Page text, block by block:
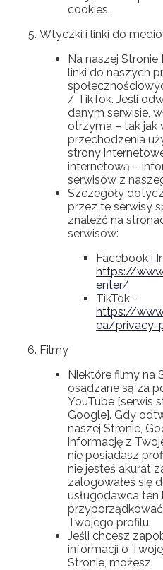
cookies.
Wtyczki i linki do
Na naszej
linki do naszych
/ TikTok. Jeśli
danym serwisie,
otrzyma – tak jak
przechodzenia
strony
internetową –
serwisów z
Szczegóły
przez te serwisy
znaleźć na
serwisów:
Facebook i
https://
enter/
TikTok -
https://
ea/privacy-
Filmy
Niektóre filmy na
osadzane są za
YouTube [serwis
Google]. Gdy
naszej Stronie,
informację z
nie posiadasz
nie jesteś akurat
zalogowałeś się
usługodawca
Twojego profilu.
Jeśli chcesz
informacji o
Stronie, możesz: